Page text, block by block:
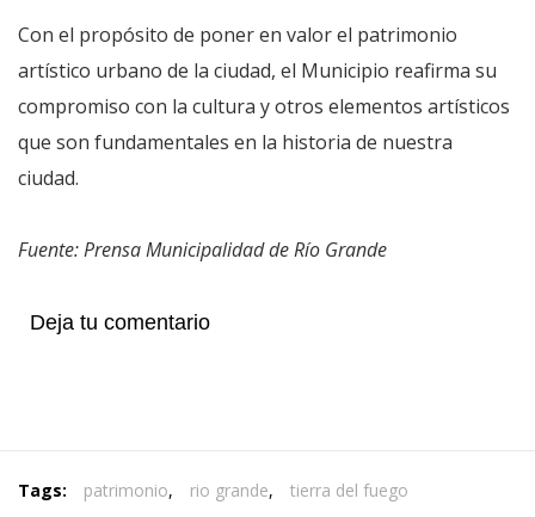
Con el propósito de poner en valor el patrimonio
artístico urbano de la ciudad, el Municipio reafirma su
compromiso con la cultura y otros elementos artísticos
que son fundamentales en la historia de nuestra
ciudad.
Fuente: Prensa Municipalidad de Río Grande
Deja tu comentario
Tags: patrimonio, rio grande, tierra del fuego